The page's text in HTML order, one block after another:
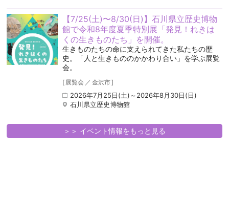
【7/25(土)〜8/30(日)】石川県立歴史博物
館で令和8年度夏季特別展「発見！れきは
くの生きものたち」を開催。
生きものたちの命に支えられてきた私たちの歴
史。「人と生きもののかかわり合い」を学ぶ展覧
会。
[ 展覧会 ／ 金沢市]
2026年7月25日(土)～2026年8月30日(日)
石川県立歴史博物館
＞＞ イベント情報をもっと見る